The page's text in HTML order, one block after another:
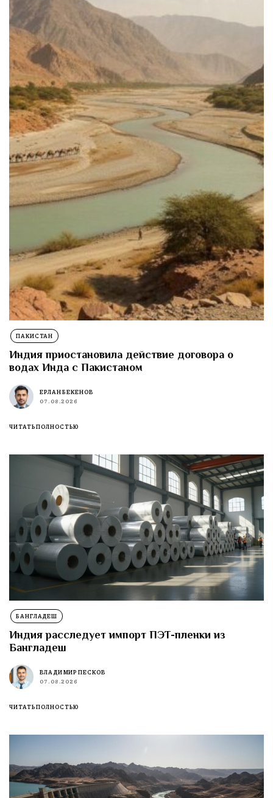
ПАКИСТАН
Индия приостановила действие договора о
водах Инда с Пакистаном
ЕРЛАН БЕКЕНОВ
07.08.2026
ЧИТАТЬ ПОЛНОСТЬЮ
БАНГЛАДЕШ
Индия расследует импорт ПЭТ-пленки из
Бангладеш
ВЛАДИМИР ПЕСКОВ
07.08.2026
ЧИТАТЬ ПОЛНОСТЬЮ